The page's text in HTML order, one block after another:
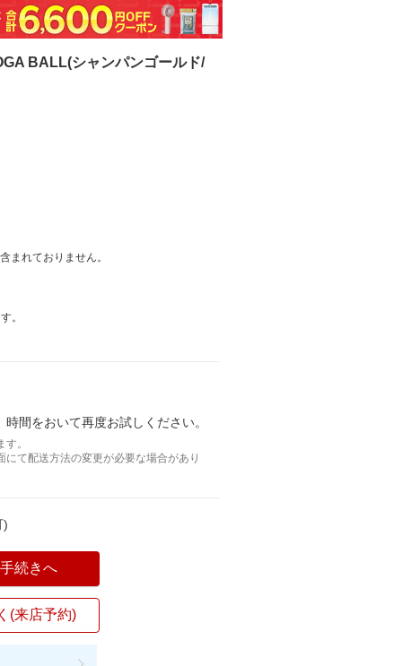
BALL(シャンパンゴールド/
まれておりません。
。
間をおいて再度お試しください。
。
て配送方法の変更が必要な場合があり
)
続きへ
(来店予約)